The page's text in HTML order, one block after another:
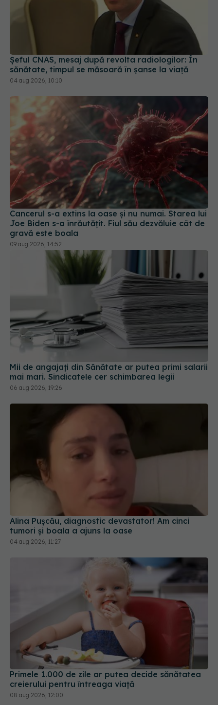
Șeful CNAS, mesaj după revolta radiologilor: În
sănătate, timpul se măsoară în șanse la viață
04 aug 2026, 10:10
Cancerul s-a extins la oase și nu numai. Starea lui
Joe Biden s-a înrăutățit. Fiul său dezvăluie cât de
gravă este boala
09 aug 2026, 14:52
Mii de angajați din Sănătate ar putea primi salarii
mai mari. Sindicatele cer schimbarea legii
06 aug 2026, 19:26
Alina Pușcău, diagnostic devastator! Am cinci
tumori și boala a ajuns la oase
04 aug 2026, 11:27
Primele 1.000 de zile ar putea decide sănătatea
creierului pentru întreaga viață
08 aug 2026, 12:00